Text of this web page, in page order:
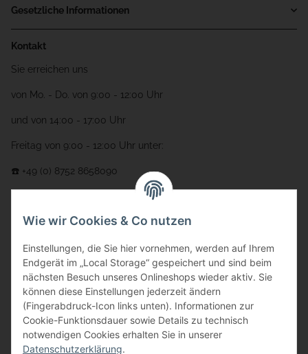
Gesetzliche Informationen
Kontakt
Sie erreichen uns
von Mo. - Do. von 9:00 - 12:00 Uhr
und von 14:00 - 17:00 Uhr
Freitag von 9:00 - 12:00 Uhr unter:
☎️ +49 (0) 8752 8658090
oder über unserKontaktformular
Adresse
Bauer-Systemtechnik GmbH
Gewerbering 17
84072 Au i.d. Hallertau
info@bauer-tore.de
Wie wir Cookies & Co nutzen
Einstellungen, die Sie hier vornehmen, werden auf Ihrem
Endgerät im „Local Storage“ gespeichert und sind beim
nächsten Besuch unseres Onlineshops wieder aktiv. Sie
können diese Einstellungen jederzeit ändern
(Fingerabdruck-Icon links unten). Informationen zur
Cookie-Funktionsdauer sowie Details zu technisch
notwendigen Cookies erhalten Sie in unserer
Datenschutzerklärung.